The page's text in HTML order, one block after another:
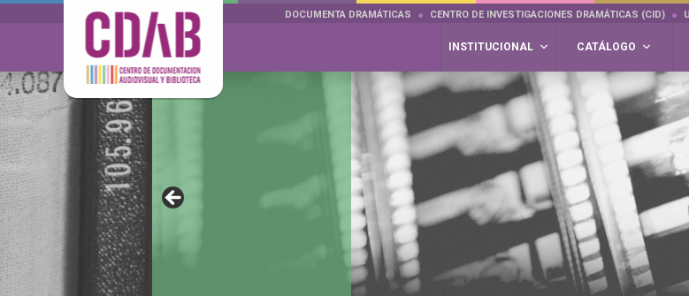
DOCUMENTA DRAMÁTICAS CENTRO DE INVESTIGACIONES DRAMÁTICAS (CID)
INSTITUCIONAL CATÁLOGO